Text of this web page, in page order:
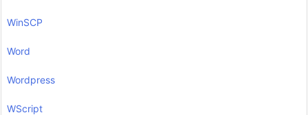
WinSCP
Word
Wordpress
WScript